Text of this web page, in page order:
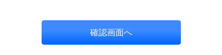
確認画面へ